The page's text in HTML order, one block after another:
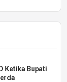
Ketika Bupati